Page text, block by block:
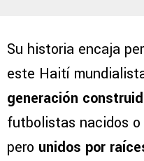
Su historia encaja
este Haití
generación
futbolistas nacidos
pero unidos por